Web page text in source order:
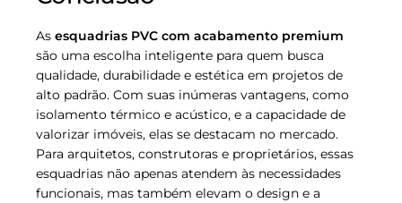
As esquadrias PVC com acabamento premium
são uma escolha inteligente para quem busca
qualidade, durabilidade e estética em projetos de
alto padrão. Com suas inúmeras vantagens, como
isolamento térmico e acústico, e a capacidade de
valorizar imóveis, elas se destacam no mercado.
Para arquitetos, construtoras e proprietários, essas
esquadrias não apenas atendem às necessidades
funcionais, mas também elevam o design e a